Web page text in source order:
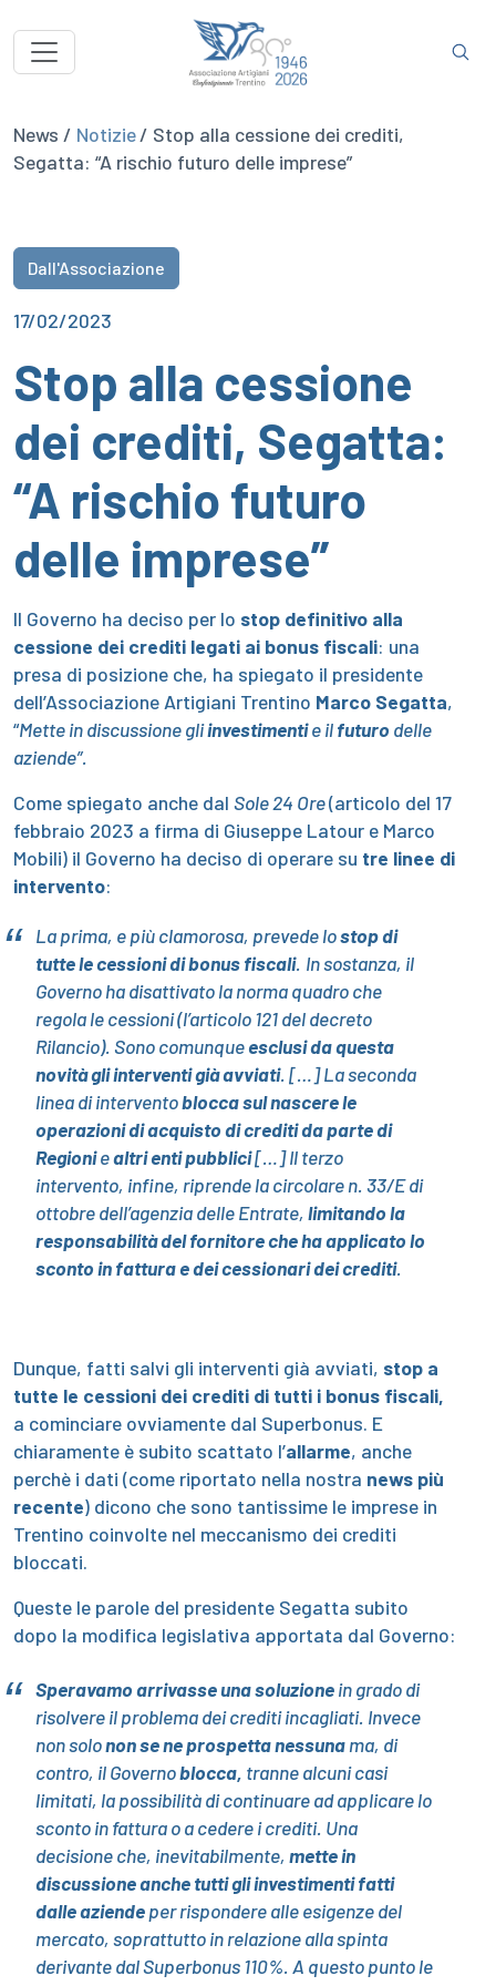
News / Notizie/ Stop alla cessione dei crediti,
Segatta: “A rischio futuro delle imprese”
Dall'Associazione
17/02/2023
Stop alla cessione
dei crediti, Segatta:
“A rischio futuro
delle imprese”
Il Governo ha deciso per lo stop definitivo alla
cessione dei crediti legati ai bonus fiscali: una
presa di posizione che, ha spiegato il presidente
dell’Associazione Artigiani Trentino Marco Segatta,
“Mette in discussione gliinvestimentie ilfuturo delle
aziende”.
Come spiegato anche dal Sole 24 Ore(articolo del 17
febbraio 2023 a firma di Giuseppe Latour e Marco
Mobili) il Governo ha deciso di operare su tre linee di
intervento:
La prima, e più clamorosa, prevede lostop di
tutte le cessioni di bonus fiscali. In sostanza, il
Governo ha disattivato la norma quadro che
regola le cessioni (l’articolo 121 del decreto
Rilancio). Sono comunqueesclusi da questa
novità gli interventi già avviati. […] La seconda
linea di interventoblocca sul nascere le
operazioni di acquisto di crediti da parte di
Regioniealtri enti pubblici[…] Il terzo
intervento, infine, riprende la circolare n. 33/E di
ottobre dell’agenzia delle Entrate, limitando la
responsabilità del fornitore che ha applicato lo
sconto in fattura e dei cessionari dei crediti.
Dunque, fatti salvi gli interventi già avviati, stop a
tutte le cessioni dei crediti di tutti i bonus fiscali,
a cominciare ovviamente dal Superbonus. E
chiaramente è subito scattato l’allarme, anche
perchè i dati (come riportato nella nostra news più
recente) dicono che sono tantissime le imprese in
Trentino coinvolte nel meccanismo dei crediti
bloccati.
Queste le parole del presidente Segatta subito
dopo la modifica legislativa apportata dal Governo:
Speravamo arrivasse una soluzionein grado di
risolvere il problema dei crediti incagliati. Invece
non solonon se ne prospetta nessunama, di
contro, il Governoblocca, tranne alcuni casi
limitati, la possibilità di continuare ad applicare lo
sconto in fattura o a cedere i crediti. Una
decisione che, inevitabilmente, mette in
discussione anche tutti gli investimenti fatti
dalle aziendeper rispondere alle esigenze del
mercato, soprattutto in relazione alla spinta
derivante dal Superbonus 110%. A questo punto le